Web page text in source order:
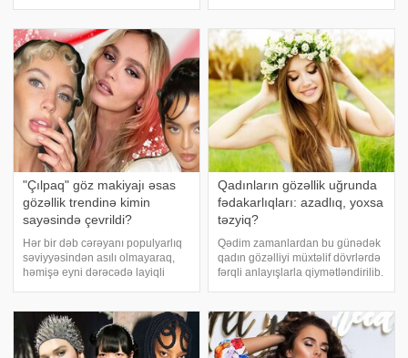
Krallığı qazaxıstanlı qadın təmsil
xəbər verir ki, Zaure
Muxamadieva Londonda keçirilə
xüsusilə gel dırnaqlarında istifadə
olunan TPO (Trimetilbenzoil
Difenilfosfi
"Çılpaq" göz makiyajı əsas
gözəllik trendinə kimin
sayəsində çevrildi?
Hər bir dəb cərəyanı populyarlıq
səviyyəsindən asılı olmayaraq,
həmişə eyni dərəcədə layiqli
istifadəçisinin yox, Heyli Biberin
də sınadığı sensasion latte
makiyajı
Qadınların gözəllik uğrunda
fədakarlıqları: azadlıq, yoxsa
təzyiq?
Qədim zamanlardan bu günədək
qadın gözəlliyi müxtəlif dövrlərdə
fərqli anlayışlarla qiymətləndirilib.
bədənlərinə, zahiri görünüşlərinə
və şəxsi seçimlərinə münasibətin